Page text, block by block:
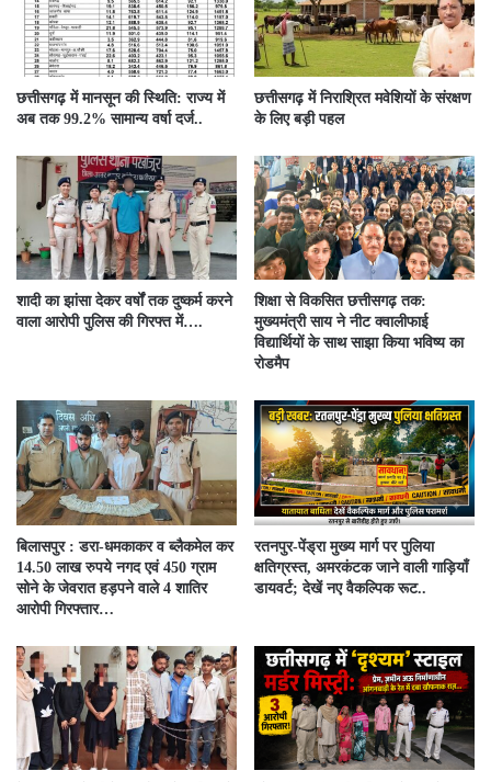
छत्तीसगढ़ में मानसून की स्थिति: राज्य में
अब तक 99.2% सामान्य वर्षा दर्ज..
छत्तीसगढ़ में निराश्रित मवेशियों के संरक्षण
के लिए बड़ी पहल
शादी का झांसा देकर वर्षों तक दुष्कर्म करने
वाला आरोपी पुलिस की गिरफ्त में….
शिक्षा से विकसित छत्तीसगढ़ तक:
मुख्यमंत्री साय ने नीट क्वालीफाई
विद्यार्थियों के साथ साझा किया भविष्य का
रोडमैप
बिलासपुर : डरा-धमकाकर व ब्लैकमेल कर
14.50 लाख रुपये नगद एवं 450 ग्राम
सोने के जेवरात हड़पने वाले 4 शातिर
आरोपी गिरफ्तार…
रतनपुर-पेंड्रा मुख्य मार्ग पर पुलिया
क्षतिग्रस्त, अमरकंटक जाने वाली गाड़ियाँ
डायवर्ट; देखें नए वैकल्पिक रूट..